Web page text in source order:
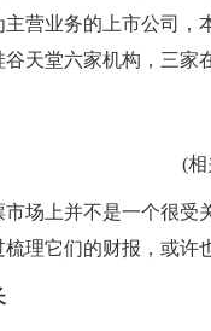
营业务的上市公司，
天堂六家机构，三家
(
场上并不是一个很受
理它们的财报，或许